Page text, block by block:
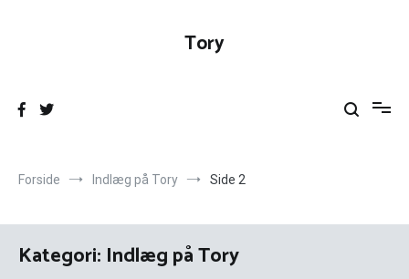
Tory
Forside Indlæg på Tory Side 2
Kategori: Indlæg på Tory